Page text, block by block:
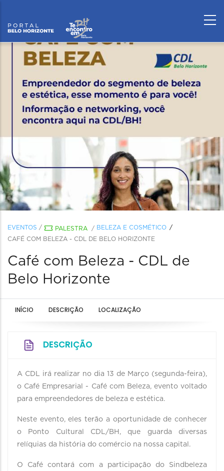
EVENTOS / PALESTRA / BELEZA E COSMÉTICO
CAFÉ COM BELEZA - CDL DE BELO HORIZONTE
Café com Beleza - CDL de
Belo Horizonte
INÍCIO DESCRIÇÃO LOCALIZAÇÃO
DESCRIÇÃO
A CDL irá realizar no dia 13 de Março (segunda-feira),
o Café Empresarial - Café com Beleza, evento voltado
para empreendedores de beleza e estética.
Neste evento, eles terão a oportunidade de conhecer
o Ponto Cultural CDL/BH, que guarda diversas
relíquias da história do comércio na nossa capital.
O Café contará com a participação do Sindbeleza